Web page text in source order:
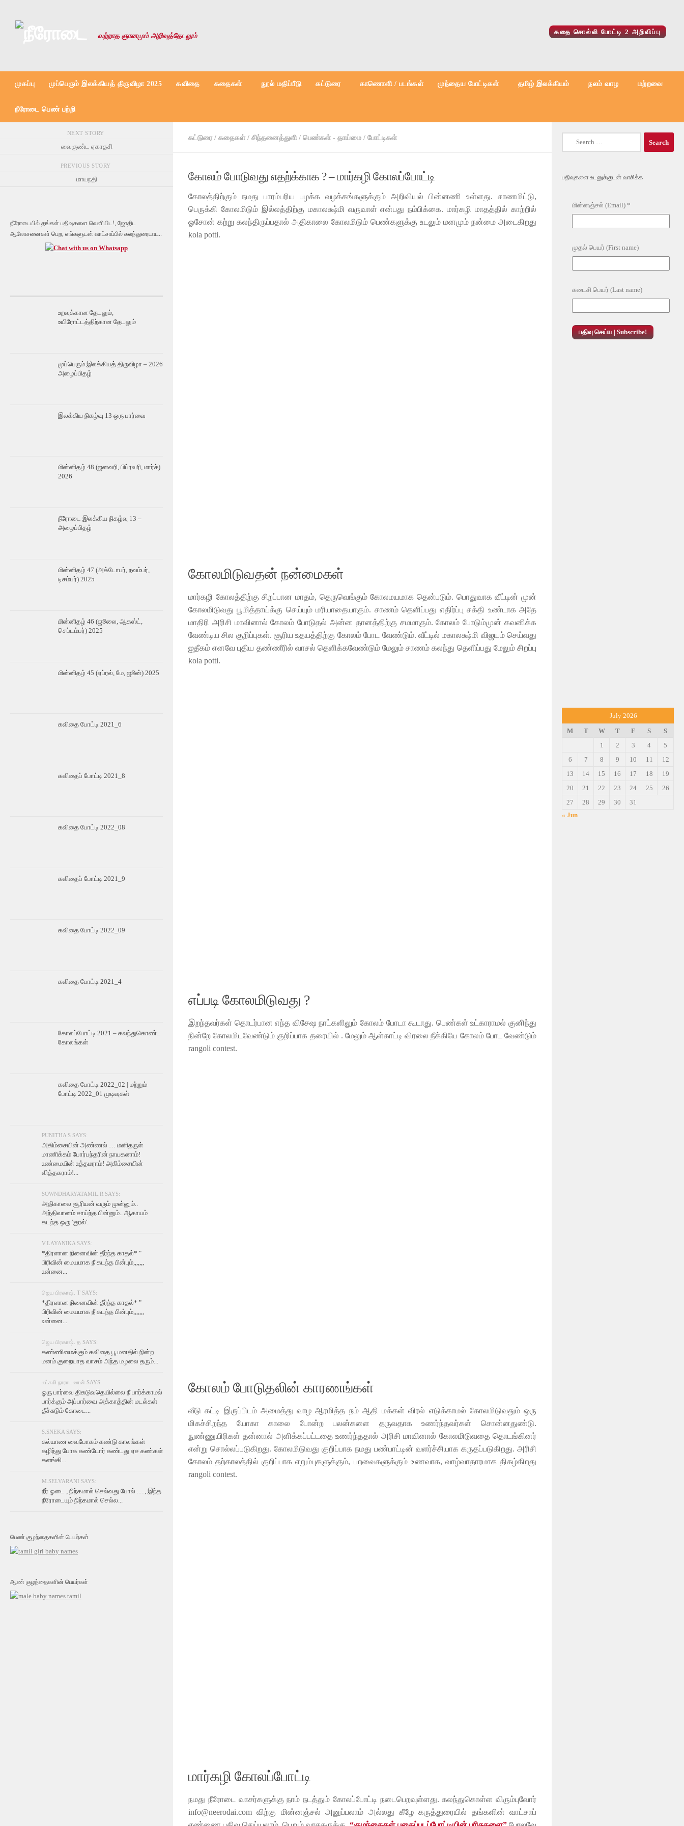
வற்றாத ஞானமும் அறிவுத்தேடலும் கதை சொல்லி போட்டி 2 அறிவிப்பு
முகப்பு முப்பெரும் இலக்கியத் திருவிழா 2025 கவிதை கதைகள் நூல் மதிப்பீடு கட்டுரை காணொளி / படங்கள் முந்தைய போட்டிகள் தமிழ் இலக்கியம் நலம் வாழ மற்றவை
நீரோடை பெண் பற்றி
கட்டுரை / கதைகள் / சிந்தனைத்துளி / பெண்கள் - தாய்மை / போட்டிகள்
கோலம் போடுவது எதற்க்காக ? – மார்கழி கோலப்போட்டி
கோலத்திற்கும் நமது பாரம்பரிய பழக்க வழக்கங்களுக்கும் அறிவியல் பின்னணி உள்ளது. சாணமிட்டு,
பெருக்கி கோலமிடும் இல்லத்திற்கு மகாலக்ஷ்மி வருவாள் என்பது நம்பிக்கை. மார்கழி மாதத்தில் காற்றில்
ஓசோன் கற்று கலந்திருப்பதால் அதிகாலை கோலமிடும் பெண்களுக்கு உடலும் மனமும் நன்மை அடைகிறது
kola potti.
கோலமிடுவதன் நன்மைகள்
மார்கழி கோலத்திற்கு சிறப்பான மாதம், தெருவெங்கும் கோலமயமாக தென்படும். பொதுவாக வீட்டின் முன்
கோலமிடுவது பூமித்தாய்க்கு செய்யும் மரியாதையாகும். சாணம் தெளிப்பது எதிர்ப்பு சக்தி உண்டாக அதே
மாதிரி அரிசி மாவினால் கோலம் போடுதல் அன்ன தானத்திற்கு சமமாகும். கோலம் போடும்முன் கவனிக்க
வேண்டிய சில குறிப்புகள். சூரிய உதயத்திற்கு கோலம் போட வேண்டும். வீட்டில் மகாலக்ஷ்மி விஜயம் செய்வது
ஐதீகம் எனவே புதிய தண்ணீரில் வாசல் தெளிக்கவேண்டும் மேலும் சாணம் கலந்து தெளிப்பது மேலும் சிறப்பு
kola potti.
எப்படி கோலமிடுவது ?
இறந்தவர்கள் தொடர்பான எந்த விசேஷ நாட்களிலும் கோலம் போடா கூடாது. பெண்கள் உட்காராமல் குனிந்து
நின்றே கோலமிடவேண்டும் குறிப்பாக தரையில் . மேலும் ஆள்காட்டி விரலை நீக்கியே கோலம் போட வேண்டும்
rangoli contest.
கோலம் போடுதலின் காரணங்கள்
வீடு கட்டி இருப்பிடம் அமைத்து வாழ ஆரமித்த நம் ஆதி மக்கள் விரல் எடுக்காமல் கோலமிடுவதும் ஒரு
மிகச்சிறந்த யோகா காலை போன்ற பலன்களை தருவதாக உணர்ந்தவர்கள் சொன்னதுண்டு.
நுண்ணுயிரிகள் தன்னால் அளிக்கப்பட்டதை உணர்ந்ததால் அரிசி மாவினால் கோலமிடுவதை தொடங்கினர்
என்று சொல்லப்படுகிறது. கோலமிடுவது குறிப்பாக நமது பண்பாட்டின் வளர்ச்சியாக கருதப்படுகிறது. அரிசி
கோலம் தற்காலத்தில் குறிப்பாக எறும்புகளுக்கும், பறவைகளுக்கும் உணவாக, வாழ்வாதாரமாக திகழ்கிறது
rangoli contest.
மார்கழி கோலப்போட்டி
நமது நீரோடை வாசர்களுக்கு நாம் நடத்தும் கோலப்போட்டி நடைபெறவுள்ளது. கலந்துகொள்ள விரும்புவோர்
info@neerodai.com விற்கு மின்னஞ்சல் அனுப்பலாம் அல்லது கீழே கருத்துரையில் தங்களின் வாட்சாப்
NEXT STORY
வைகுண்ட ஏகாதசி
PREVIOUS STORY
மாயநதி
நீரோடையில் தங்கள் பதிவுகளை வெளியிட!, ஜோதிட
ஆலோசனைகள் பெற, எங்களுடன் வாட்சாப்பில் கலந்துரையாட..
உறவுக்கான தேடலும்,
உயிரோட்டத்திற்கான தேடலும்
முப்பெரும் இலக்கியத் திருவிழா – 2026
அழைப்பிதழ்
இலக்கிய நிகழ்வு 13 ஒரு பார்வை
மின்னிதழ் 48 (ஜனவரி, பிப்ரவரி, மார்ச்)
2026
நீரோடை இலக்கிய நிகழ்வு 13 –
அழைப்பிதழ்
மின்னிதழ் 47 (அக்டோபர், நவம்பர்,
டிசம்பர்) 2025
மின்னிதழ் 46 (ஜூலை, ஆகஸ்ட்,
செப்டம்பர்) 2025
மின்னிதழ் 45 (ஏப்ரல், மே, ஜூன்) 2025
கவிதை போட்டி 2021_6
கவிதைப் போட்டி 2021_8
கவிதை போட்டி 2022_08
கவிதைப் போட்டி 2021_9
கவிதை போட்டி 2022_09
கவிதை போட்டி 2021_4
கோலப்போட்டி 2021 – கலந்துகொண்ட
கோலங்கள்
கவிதை போட்டி 2022_02 | மற்றும்
போட்டி 2022_01 முடிவுகள்
PUNITHA S SAYS:
அகிம்சையின் அண்ணல் … மனிதருள்
மாணிக்கம் போர்பந்தரின் நாயகனாம்!
உண்மையின் உத்தமராம்! அகிம்சையின்
வித்தகராம்!...
SOWNDHARYATAMIL.R SAYS:
அதிகாலை சூரியன் வரும் முன்னும்..
அந்திவானம் சாய்ந்த பின்னும்.. ஆகாயம்
கடந்த ஒரு 'குரல்'.
V.LAYANIKA SAYS:
*திரளான நினைவின் தீர்ந்த காதல்* "
பிரிவின் மையமாக நீ கடந்த பின்பும்,,,,,,,
உன்னை...
ஜெய பிரகாஷ். T SAYS:
*திரளான நினைவின் தீர்ந்த காதல்* "
பிரிவின் மையமாக நீ கடந்த பின்பும்,,,,,,,
உன்னை...
ஜெய பிரகாஷ். த SAYS:
கண்ணிமைக்கும் கவிதை பூ மனதில் நின்ற
மனம் குறையாத வாசம் அந்த மழலை தரும்...
லட்சுமி நாராயணன் SAYS:
ஓரு பார்வை திகடுவதெயில்லை நீ பார்க்காமல்
பார்க்கும் அப்பார்வை அக்காத்தின் மடல்கள்
தீச்சுடும் கோடை...
S.SNEKA SAYS:
கல்யாண வைபோகம் கண்டு காலங்கள்
கழிந்து போக கண்டோர் கண்டது ஏச கண்கள்
களங்கி...
M.SELVARANI SAYS:
நீர் ஓடை , நிற்கமால் செல்வது போல் ....., இந்த
நீரோடையும் நிற்கமால் செல்ல...
பெண் குழந்தைகளின் பெயர்கள்
ஆண் குழந்தைகளின் பெயர்கள்
பதிவுகளை உடனுக்குடன் வாசிக்க
மின்னஞ்சல் (Email) *
முதல் பெயர் (First name)
கடைசி பெயர் (Last name)
July 2026
M
T W T F S
S
1
2 3 4
5
6
7 8 9 10 11
12
13
14 15 16 17 18
19
20
21 22 23 24 25
26
27
28 29 30
31
« Jun